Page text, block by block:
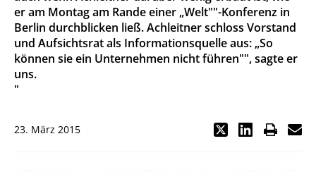
er am Montag am Rande einer „Welt""-Konferenz in
Berlin durchblicken ließ. Achleitner schloss Vorstand
und Aufsichtsrat als Informationsquelle aus: „So
können sie ein Unternehmen nicht führen"", sagte er
uns.
"
23. März 2015